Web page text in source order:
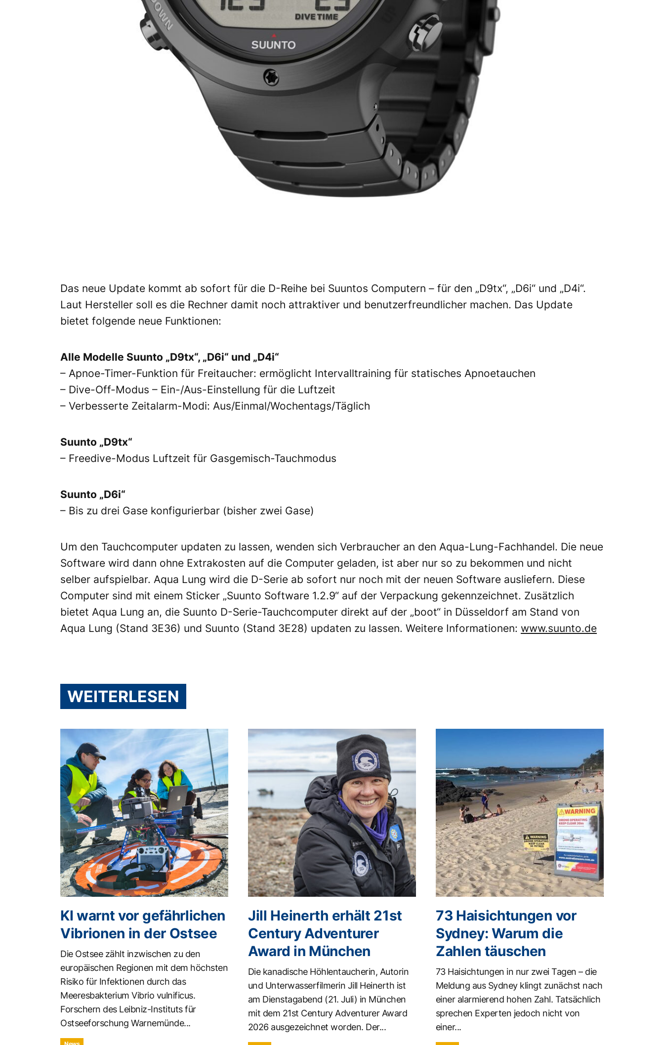
Das neue Update kommt ab sofort für die D-Reihe bei Suuntos Computern – für den „D9tx“, „D6i“ und „D4i“.
Laut Hersteller soll es die Rechner damit noch attraktiver und benutzerfreundlicher machen. Das Update
bietet folgende neue Funktionen:
Alle Modelle Suunto „D9tx“, „D6i“ und „D4i“
– Apnoe-Timer-Funktion für Freitaucher: ermöglicht Intervalltraining für statisches Apnoetauchen
– Dive-Off-Modus – Ein-/Aus-Einstellung für die Luftzeit
– Verbesserte Zeitalarm-Modi: Aus/Einmal/Wochentags/Täglich
Suunto „D9tx“
– Freedive-Modus Luftzeit für Gasgemisch-Tauchmodus
Suunto „D6i“
– Bis zu drei Gase konfigurierbar (bisher zwei Gase)
Um den Tauchcomputer updaten zu lassen, wenden sich Verbraucher an den Aqua-Lung-Fachhandel. Die neue
Software wird dann ohne Extrakosten auf die Computer geladen, ist aber nur so zu bekommen und nicht
selber aufspielbar. Aqua Lung wird die D-Serie ab sofort nur noch mit der neuen Software ausliefern. Diese
Computer sind mit einem Sticker „Suunto Software 1.2.9“ auf der Verpackung gekennzeichnet. Zusätzlich
bietet Aqua Lung an, die Suunto D-Serie-Tauchcomputer direkt auf der „boot“ in Düsseldorf am Stand von
Aqua Lung (Stand 3E36) und Suunto (Stand 3E28) updaten zu lassen. Weitere Informationen: www.suunto.de
WEITERLESEN
KI warnt vor gefährlichen
Vibrionen in der Ostsee
Die Ostsee zählt inzwischen zu den
europäischen Regionen mit dem höchsten
Risiko für Infektionen durch das
Meeresbakterium Vibrio vulnificus.
Forschern des Leibniz-Instituts für
Ostseeforschung Warnemünde...
Jill Heinerth erhält 21st
Century Adventurer
Award in München
Die kanadische Höhlentaucherin, Autorin
und Unterwasserfilmerin Jill Heinerth ist
am Dienstagabend (21. Juli) in München
mit dem 21st Century Adventurer Award
2026 ausgezeichnet worden. Der...
73 Haisichtungen vor
Sydney: Warum die
Zahlen täuschen
73 Haisichtungen in nur zwei Tagen – die
Meldung aus Sydney klingt zunächst nach
einer alarmierend hohen Zahl. Tatsächlich
sprechen Experten jedoch nicht von
einer...